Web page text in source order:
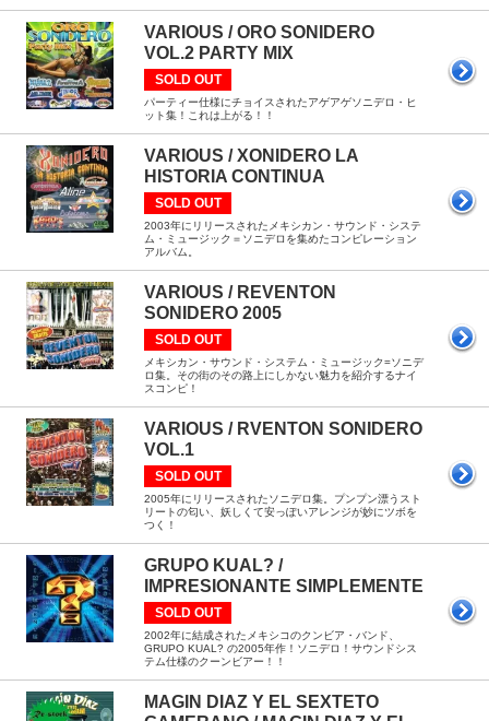
VARIOUS / ORO SONIDERO
VOL.2 PARTY MIX
SOLD OUT
パーティー仕様にチョイスされたアゲアゲソニデロ・ヒ
ット集！これは上がる！！
VARIOUS / XONIDERO LA
HISTORIA CONTINUA
SOLD OUT
2003年にリリースされたメキシカン・サウンド・システ
ム・ミュージック＝ソニデロを集めたコンピレーション
アルバム。
VARIOUS / REVENTON
SONIDERO 2005
SOLD OUT
メキシカン・サウンド・システム・ミュージック=ソニデ
ロ集。その街のその路上にしかない魅力を紹介するナイ
スコンピ！
VARIOUS / RVENTON SONIDERO
VOL.1
SOLD OUT
2005年にリリースされたソニデロ集。プンプン漂うスト
リートの匂い、妖しくて安っぽいアレンジが妙にツボを
つく！
GRUPO KUAL? /
IMPRESIONANTE SIMPLEMENTE
SOLD OUT
2002年に結成されたメキシコのクンビア・バンド、
GRUPO KUAL? の2005年作！ソニデロ！サウンドシス
テム仕様のクーンビアー！！
MAGIN DIAZ Y EL SEXTETO